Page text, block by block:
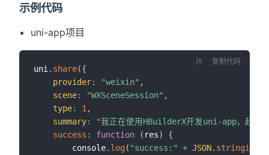
示例代码
uni-app项目
uni . share({
provider: "weixin" ,
scene: "WXSceneSession" ,
type: 1 ,
summary:
"我正在使用HBuilderX开发uni-app，赶紧
success : function ( res)
{
		console
. log( "success:" + JSON. stringify
复制代码